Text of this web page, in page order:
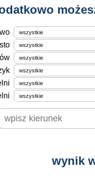
wynik